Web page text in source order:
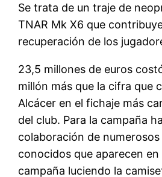
Se trata de un traje de
TNAR Mk X6 que
recuperación de los
23,5 millones de euros
millón más que la cifra que
Alcácer en el fichaje más
del club. Para la campaña
colaboración de
conocidos que aparecen en
campaña luciendo la